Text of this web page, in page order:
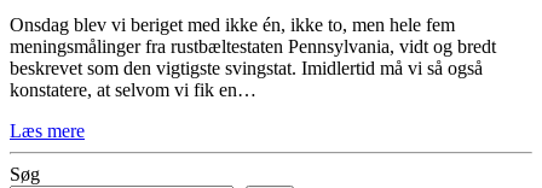
Onsdag blev vi beriget med ikke én, ikke to, men hele fem
meningsmålinger fra rustbæltestaten Pennsylvania, vidt og bredt
beskrevet som den vigtigste svingstat. Imidlertid må vi så også
konstatere, at selvom vi fik en…
Læs mere
Søg